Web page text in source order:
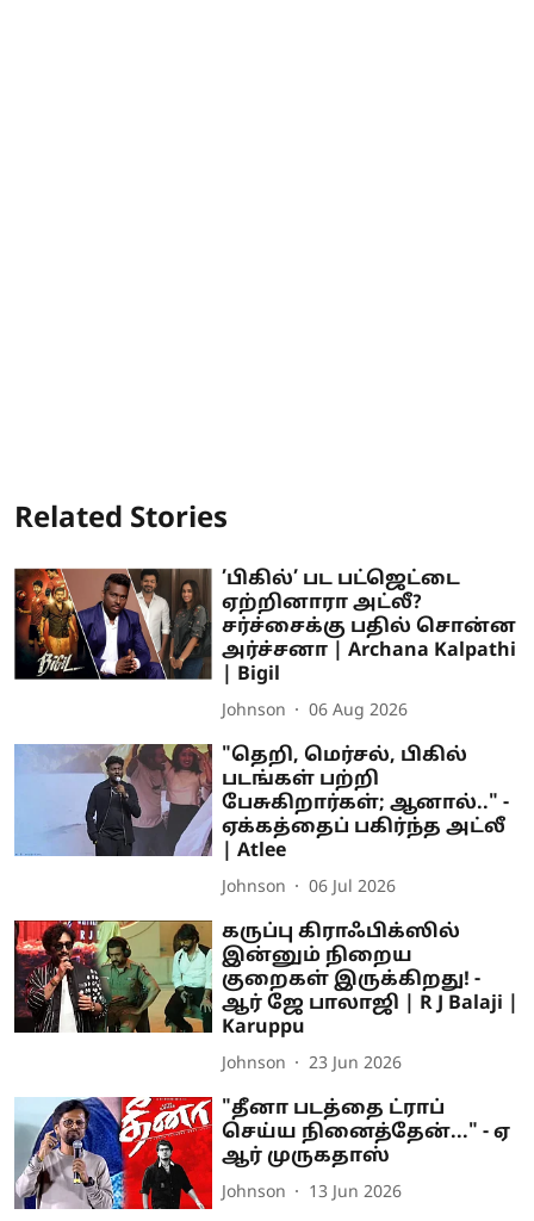
Related Stories
’பிகில்’ பட பட்ஜெட்டை
ஏற்றினாரா அட்லீ?
சர்ச்சைக்கு பதில் சொன்ன
அர்ச்சனா | Archana Kalpathi
| Bigil
Johnson 06 Aug 2026
"தெறி, மெர்சல், பிகில்
படங்கள் பற்றி
பேசுகிறார்கள்; ஆனால்.." -
ஏக்கத்தைப் பகிர்ந்த அட்லீ
| Atlee
Johnson 06 Jul 2026
கருப்பு கிராஃபிக்ஸில்
இன்னும் நிறைய
குறைகள் இருக்கிறது! -
ஆர் ஜே பாலாஜி | R J Balaji |
Karuppu
Johnson 23 Jun 2026
"தீனா படத்தை ட்ராப்
செய்ய நினைத்தேன்..." - ஏ
ஆர் முருகதாஸ்
Johnson 13 Jun 2026